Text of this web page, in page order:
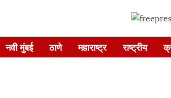
नवी मुंबई ठाणे महाराष्ट्र राष्ट्रीय